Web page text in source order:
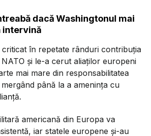
dacă Washingtonul mai
intervină
în repetate rânduri contribuția
și le-a cerut aliaților europeni
mai mare din responsabilitatea
până la a amenința cu
americană din Europa va
iar statele europene și-au